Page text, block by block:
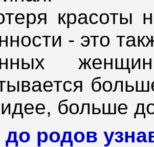
красоты
- это
больше
родов